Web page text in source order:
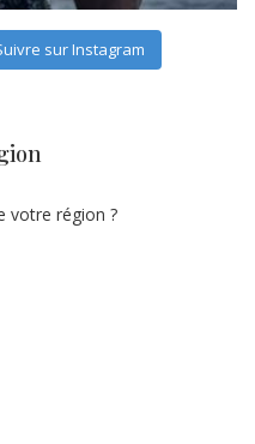
sur Instagram
votre région ?